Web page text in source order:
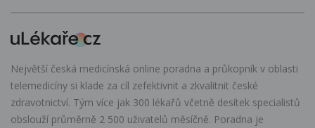
Největší česká medicínská online poradna a průkopník v oblasti
telemedicíny si klade za cíl zefektivnit a zkvalitnit české
zdravotnictví. Tým více jak 300 lékařů včetně desítek specialistů
obslouží průměrně 2 500 uživatelů měsíčně. Poradna je